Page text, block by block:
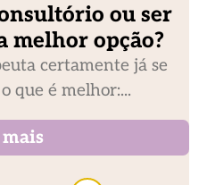
ou ser
melhor opção?
certamente já se
que é melhor:...